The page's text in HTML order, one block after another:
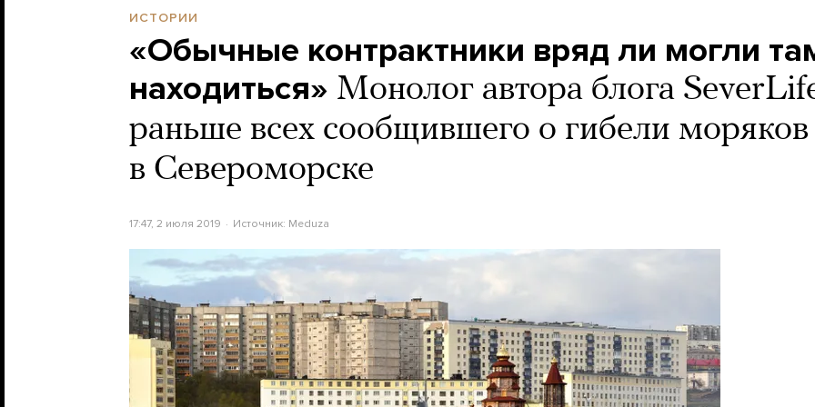
ИСТОРИИ
«Обычные контрактники вряд ли могли
находиться» Монолог автора блога
раньше всех сообщившего о гибели моряков
в Североморске
17:47, 2 июля 2019 Источник: Meduza